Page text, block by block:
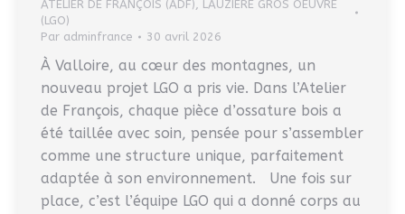
ATELIER DE FRANÇOIS (ADF), LAUZIÈRE GROS OEUVRE
(LGO)
Par adminfrance 30 avril 2026
À Valloire, au cœur des montagnes, un
nouveau projet LGO a pris vie. Dans l’Atelier
de François, chaque pièce d’ossature bois a
été taillée avec soin, pensée pour s’assembler
comme une structure unique, parfaitement
adaptée à son environnement. Une fois sur
place, c’est l’équipe LGO qui a donné corps au